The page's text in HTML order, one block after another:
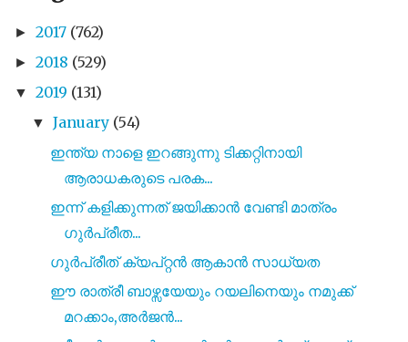
► 2017 (762)
► 2018 (529)
▼ 2019 (131)
▼ January (54)
ഇന്ത്യ നാളെ ഇറങ്ങുന്നു ടിക്കറ്റിനായി
ആരാധകരുടെ പരക...
ഇന്ന് കളിക്കുന്നത് ജയിക്കാൻ വേണ്ടി മാത്രം
ഗുർപ്രീത...
ഗുർപ്രീത് ക്യപ്റ്റൻ ആകാൻ സാധ്യത
ഈ രാത്രീ ബാഴ്സയേയും റയലിനെയും നമുക്ക്
മറക്കാം,അർജൻ...